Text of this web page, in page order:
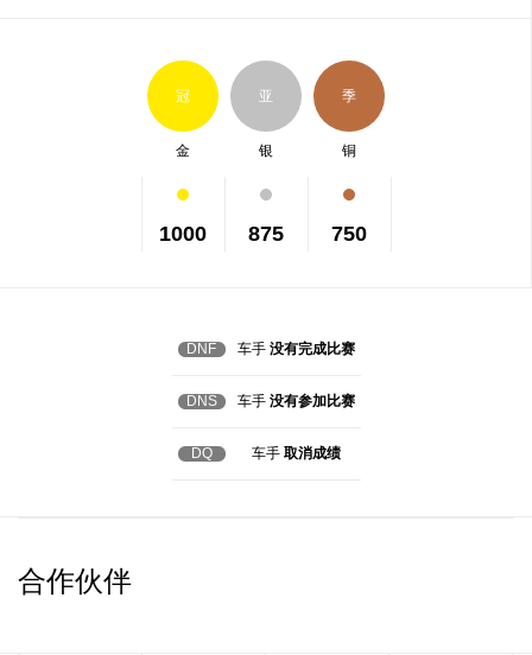
冠 亚 季
金 银 铜
1000 875 750
DNF 车手 没有完成比赛
DNS 车手 没有参加比赛
DQ 车手 取消成绩
合作伙伴